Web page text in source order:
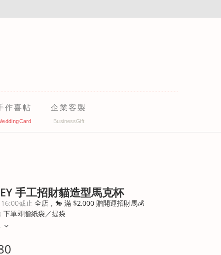
作喜帖 企業客製
手工招財貓造型馬克杯
截止 全店，🐎 滿 $2,000 贈開運招財馬💰
下單即贈紙袋／提袋